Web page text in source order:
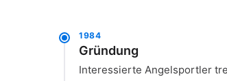
1984
Gründung
Interessierte Angelsportler